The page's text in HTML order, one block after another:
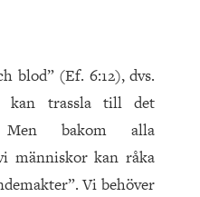
blod” (Ef. 6:12), dvs.
kan trassla till det
bakom alla
människor kan råka
Vi behöver